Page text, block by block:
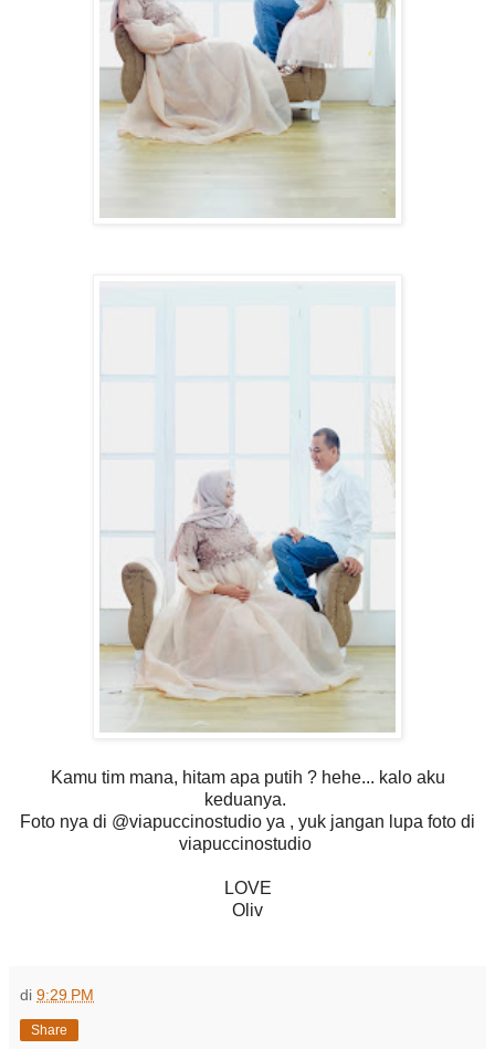
Kamu tim mana, hitam apa putih ? hehe... kalo aku
keduanya.
Foto nya di @viapuccinostudio ya , yuk jangan lupa foto di
viapuccinostudio
LOVE
Oliv
di 9:29 PM
Share